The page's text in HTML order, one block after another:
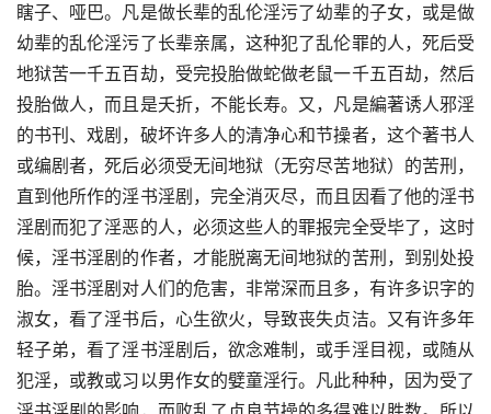
瞎子、哑巴。凡是做长辈的乱伦淫污了幼辈的子女，或是做
幼辈的乱伦淫污了长辈亲属，这种犯了乱伦罪的人，死后受
地狱苦一千五百劫，受完投胎做蛇做老鼠一千五百劫，然后
投胎做人，而且是夭折，不能长寿。又，凡是編著诱人邪淫
的书刊、戏剧，破坏许多人的清净心和节操者，这个著书人
或编剧者，死后必须受无间地狱（无穷尽苦地狱）的苦刑，
直到他所作的淫书淫剧，完全消灭尽，而且因看了他的淫书
淫剧而犯了淫恶的人，必须这些人的罪报完全受毕了，这时
候，淫书淫剧的作者，才能脱离无间地狱的苦刑，到别处投
胎。淫书淫剧对人们的危害，非常深而且多，有许多识字的
淑女，看了淫书后，心生欲火，导致丧失贞洁。又有许多年
轻子弟，看了淫书淫剧后，欲念难制，或手淫目视，或随从
犯淫，或教或习以男作女的嬖童淫行。凡此种种，因为受了